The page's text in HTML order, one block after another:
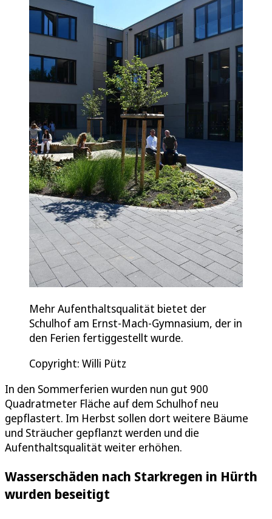
Mehr Aufenthaltsqualität bietet der
Schulhof am Ernst-Mach-Gymnasium, der in
den Ferien fertiggestellt wurde.
Copyright: Willi Pütz
In den Sommerferien wurden nun gut 900
Quadratmeter Fläche auf dem Schulhof neu
gepflastert. Im Herbst sollen dort weitere Bäume
und Sträucher gepflanzt werden und die
Aufenthaltsqualität weiter erhöhen.
Wasserschäden nach Starkregen in Hürth
wurden beseitigt